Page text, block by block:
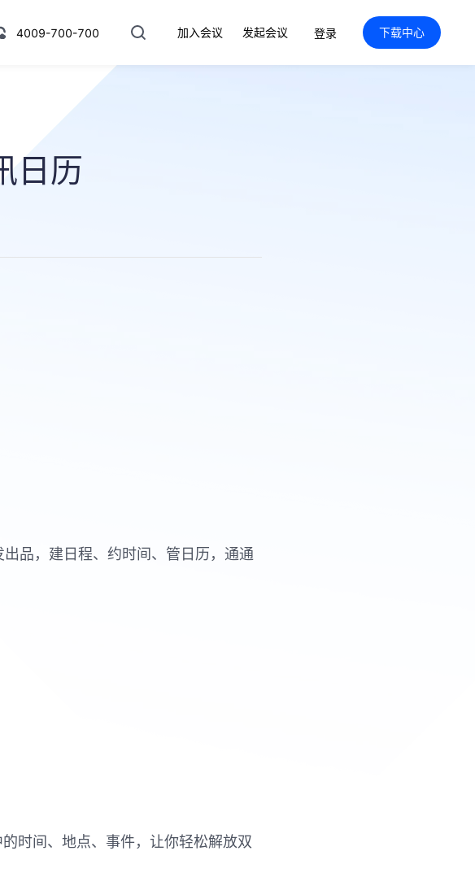
4009-700-700 加入会议 发起会议 登录 下载中心
日历
品，建日程、约时间、管日历，通通
时间、地点、事件，让你轻松解放双